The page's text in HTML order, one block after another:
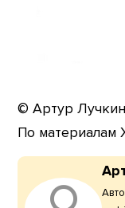
© Артур
По материалам